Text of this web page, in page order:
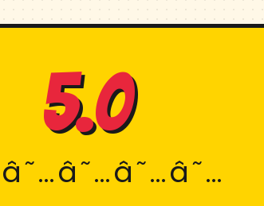
5.0